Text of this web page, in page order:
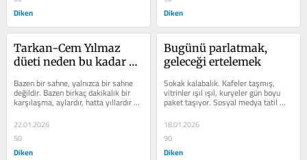
Diken Diken
Tarkan-Cem Yılmaz
düeti neden bu kadar
Bazen bir sahne, yalnızca bir sahne
değildir. Bazen birkaç dakikalık bir
karşılaşma, aylardır, hatta yıllardır
biriktirilen duygunun yüzeye...
22.01.2026
50
Diken
Bugünü parlatmak,
geleceği ertelemek
Sokak kalabalık. Kafeler taşmış,
vitrinler ışıl ışıl, kuryeler gün boyu
paket taşıyor. Sosyal medya tatil
görüntüleriyle dolu. Bir...
18.01.2026
90
Diken